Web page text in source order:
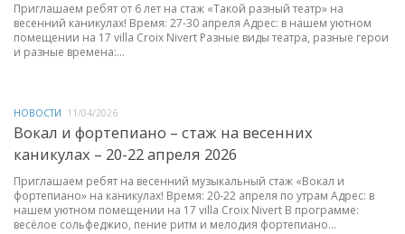
Приглашаем ребят от 6 лет на стаж «Такой разный театр» на
весенний каникулах! Время: 27-30 апреля Адрес: в нашем уютном
помещении на 17 villa Croix Nivert Разные виды театра, разные герои
и разные времена:...
НОВОСТИ 11/04/2026
Вокал и фортепиано – стаж на весенних
каникулах – 20-22 апреля 2026
Приглашаем ребят на весенний музыкальный стаж «Вокал и
фортепиано» на каникулах! Время: 20-22 апреля по утрам Адрес: в
нашем уютном помещении на 17 villa Croix Nivert В программе:
весёлое сольфеджио, пение ритм и мелодия фортепиано...